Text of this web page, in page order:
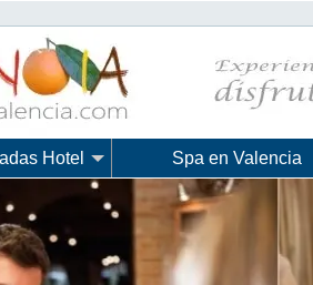
Hotel Spa en Valencia